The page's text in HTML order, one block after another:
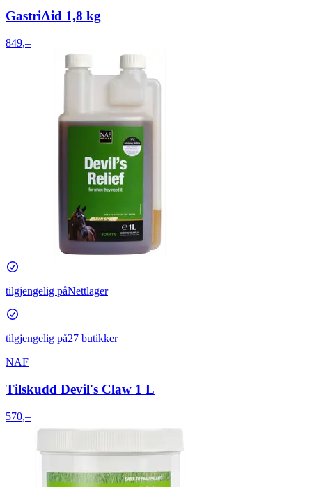
GastriAid 1,8 kg
849,–
tilgjengelig påNettlager
tilgjengelig på27 butikker
NAF
Tilskudd Devil's Claw 1 L
570,–